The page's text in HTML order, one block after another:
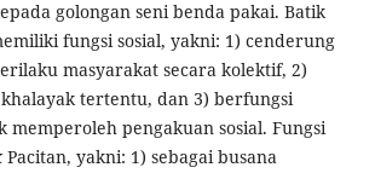
golongan seni benda pakai. Batik
fungsi sosial, yakni: 1) cenderung
masyarakat secara kolektif, 2)
tertentu, dan 3) berfungsi
memperoleh pengakuan sosial. Fungsi
Pacitan, yakni: 1) sebagai busana